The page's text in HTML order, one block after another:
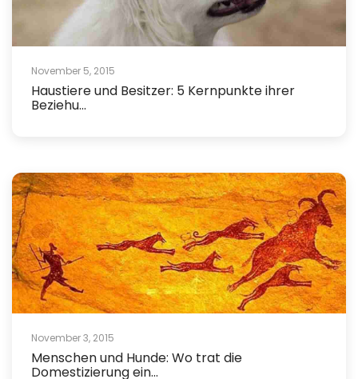
November 5, 2015
Haustiere und Besitzer: 5 Kernpunkte ihrer
Beziehu...
November 3, 2015
Menschen und Hunde: Wo trat die
Domestizierung ein...